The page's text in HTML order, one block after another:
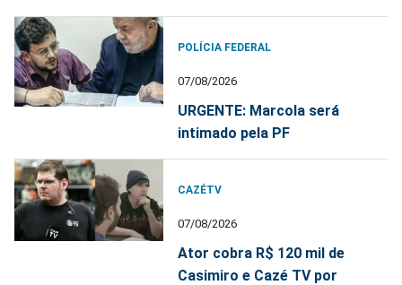
POLÍCIA FEDERAL
07/08/2026
URGENTE: Marcola será
intimado pela PF
CAZÉTV
07/08/2026
Ator cobra R$ 120 mil de
Casimiro e Cazé TV por